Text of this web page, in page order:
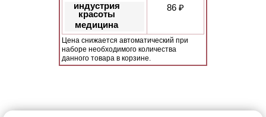
индустрия
красоты
медицина
86 ₽
Цена снижается автоматический при
наборе необходимого количества
данного товара в корзине.